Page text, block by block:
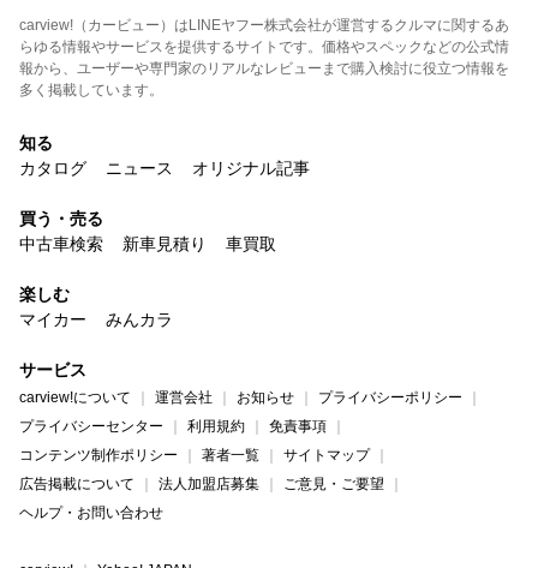
carview!（カービュー）はLINEヤフー株式会社が運営するクルマに関するあ
らゆる情報やサービスを提供するサイトです。価格やスペックなどの公式情
報から、ユーザーや専門家のリアルなレビューまで購入検討に役立つ情報を
多く掲載しています。
知る
カタログ
ニュース オリジナル記事
買う・売る
中古車検索
新車見積り 車買取
楽しむ
マイカー
みんカラ
サービス
carview!について 運営会社 お知らせ
プライバシーポリシー
プライバシーセンター
利用規約
免責事項
コンテンツ制作ポリシー
著者一覧
サイトマップ
広告掲載について
法人加盟店募集
ご意見・ご要望
ヘルプ・お問い合わせ